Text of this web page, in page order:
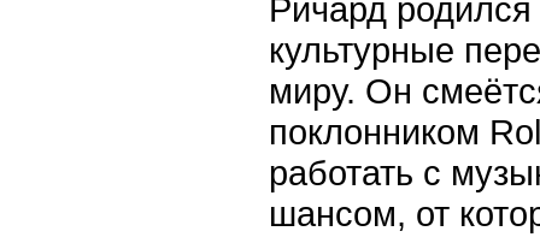
Ричард
культурные
миру. Он
поклонником
работать с
шансом, от